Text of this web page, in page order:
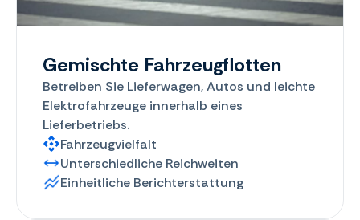
Gemischte Fahrzeugflotten
Betreiben Sie Lieferwagen, Autos und leichte
Elektrofahrzeuge innerhalb eines
Lieferbetriebs.
Fahrzeugvielfalt
Unterschiedliche Reichweiten
Einheitliche Berichterstattung